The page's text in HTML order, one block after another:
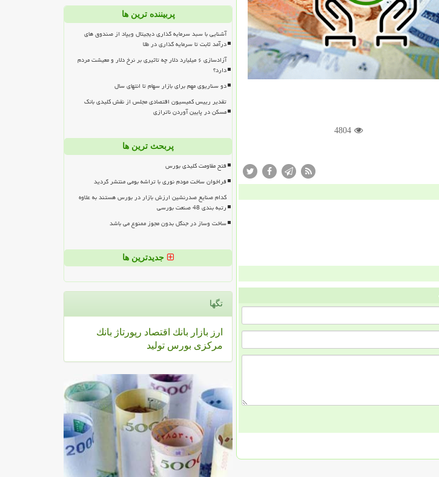
4804
پربیننده ترین ها
آشنایی با سبد سرمایه گذاری دیجیتال ویپاد از صندوق های
درآمد ثابت تا سرمایه گذاری در طلا
آزادسازی ۶ میلیارد دلار چه تاثیری بر نرخ دلار و معیشت مردم
دارد؟
دو سناریوی مهم برای بازار سهام تا انتهای سال
تقدیر رییس کمیسیون اقتصادی مجلس از نقش کلیدی بانک
مسکن در پایین آوردن ناترازی
پربحث ترین ها
فتح مقاومت کلیدی بورس
فراخوان ساخت مودم نوری با تراشه بومی منتشر گردید
کدام صنایع صدرنشین ارزش بازار در بورس هستند به علاوه
رتبه بندی 48 صنعت بورسی
ساخت وساز در جنگل بدون مجوز ممنوع می باشد
جدیدترین ها
تگها
ارز بازار بانك اقتصاد رپورتاژ بانك
مركزی بورس تولید